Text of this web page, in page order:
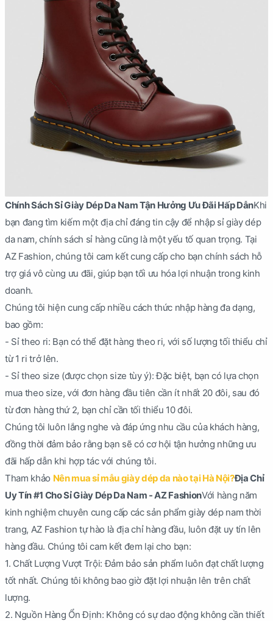
Chính Sách Sỉ Giày Dép Da Nam Tận Hưởng Ưu Đãi Hấp DẫnKhi
bạn đang tìm kiếm một địa chỉ đáng tin cậy để nhập sỉ giày dép
da nam, chính sách sỉ hàng cũng là một yếu tố quan trọng. Tại
AZ Fashion, chúng tôi cam kết cung cấp cho bạn chính sách hỗ
trợ giá vô cùng ưu đãi, giúp bạn tối ưu hóa lợi nhuận trong kinh
doanh.
Chúng tôi hiện cung cấp nhiều cách thức nhập hàng đa dạng,
bao gồm:
- Sỉ theo ri: Bạn có thể đặt hàng theo ri, với số lượng tối thiểu chỉ
từ 1 ri trở lên.
- Sỉ theo size (được chọn size tùy ý): Đặc biệt, bạn có lựa chọn
mua theo size, với đơn hàng đầu tiên cần ít nhất 20 đôi, sau đó
từ đơn hàng thứ 2, bạn chỉ cần tối thiểu 10 đôi.
Chúng tôi luôn lắng nghe và đáp ứng nhu cầu của khách hàng,
đồng thời đảm bảo rằng bạn sẽ có cơ hội tận hưởng những ưu
đãi hấp dẫn khi hợp tác với chúng tôi.
Tham khảo Nên mua sỉ mẫu giày dép da nào tại Hà Nội?Địa Chỉ
Uy Tín #1 Cho Sỉ Giày Dép Da Nam - AZ FashionVới hàng năm
kinh nghiệm chuyên cung cấp các sản phẩm giày dép nam thời
trang, AZ Fashion tự hào là địa chỉ hàng đầu, luôn đặt uy tín lên
hàng đầu. Chúng tôi cam kết đem lại cho bạn:
1. Chất Lượng Vượt Trội: Đảm bảo sản phẩm luôn đạt chất lượng
tốt nhất. Chúng tôi không bao giờ đặt lợi nhuận lên trên chất
lượng.
2. Nguồn Hàng Ổn Định: Không có sự dao động không cần thiết